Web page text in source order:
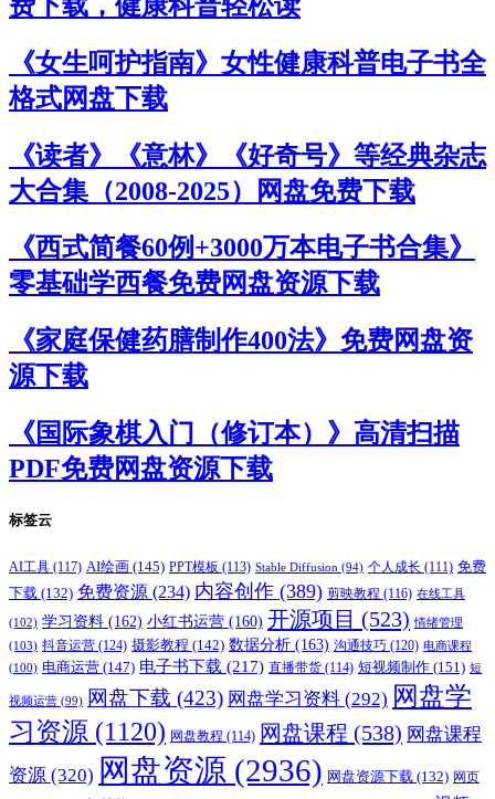
《女生呵护指南》女性健康科普电子书全
格式网盘下载
《读者》《意林》《好奇号》等经典杂志
大合集（2008-2025）网盘免费下载
《西式简餐60例+3000万本电子书合集》
零基础学西餐免费网盘资源下载
《家庭保健药膳制作400法》免费网盘资
源下载
《国际象棋入门（修订本）》高清扫描
PDF免费网盘资源下载
标签云
AI工具 (117) AI绘画 (145) PPT模板 (113) Stable Diffusion (94) 个人成长 (111) 免费
下载 (132) 免费资源 (234) 内容创作 (389) 剪映教程 (116) 在线工具
(102) 学习资料 (162) 小红书运营 (160) 开源项目 (523) 情绪管理
(103) 抖音运营 (124) 摄影教程 (142) 数据分析 (163) 沟通技巧 (120) 电商课程
(100) 电商运营 (147) 电子书下载 (217) 直播带货 (114) 短视频制作 (151) 短
视频运营 (99) 网盘下载 (423) 网盘学习资料 (292) 网盘学
习资源 (1120) 网盘教程 (114) 网盘课程 (538) 网盘课程
资源 (320) 网盘资源 (2936) 网盘资源下载 (132) 网页